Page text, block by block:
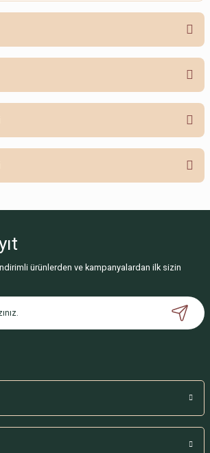
ürüne ilk yorumu siz yapın!
henüz soru sorulmamış.
Deneyimini Paylaş
ürünlerden ve kampanyalardan ilk sizin